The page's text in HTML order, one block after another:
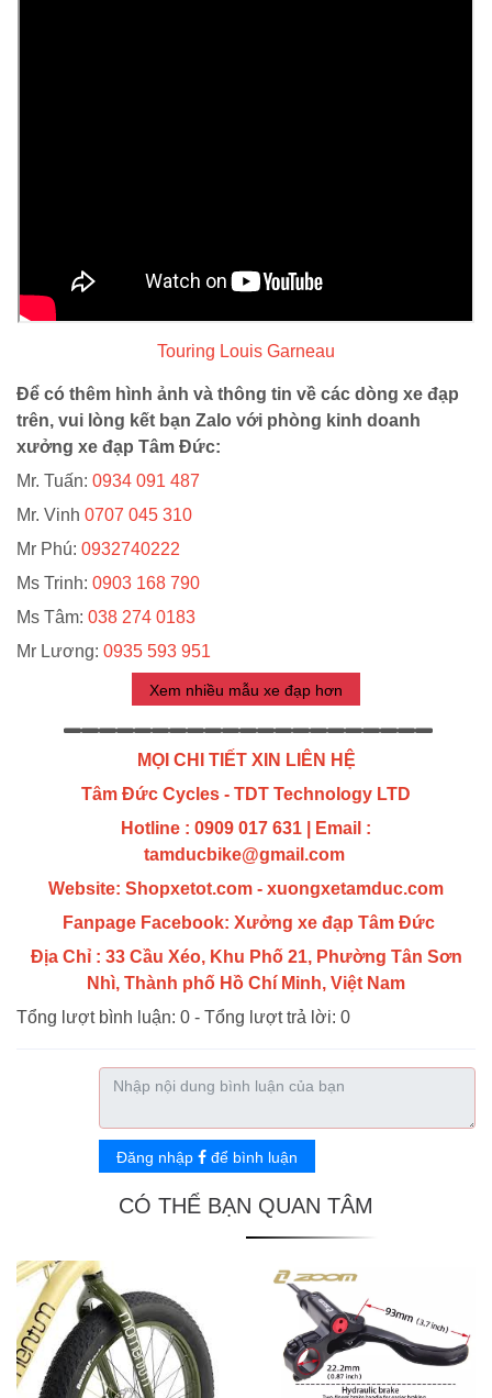
Touring Louis Garneau
Để có thêm hình ảnh và thông tin về các dòng xe đạp
trên, vui lòng kết bạn Zalo với phòng kinh doanh
xưởng xe đạp Tâm Đức:
Mr. Tuấn: 0934 091 487
Mr. Vinh 0707 045 310
Mr Phú: 0932740222
Ms Trinh: 0903 168 790
Ms Tâm: 038 274 0183
Mr Lương: 0935 593 951
Xem nhiều mẫu xe đạp hơn
MỌI CHI TIẾT XIN LIÊN HỆ
Tâm Đức Cycles - TDT Technology LTD
Hotline : 0909 017 631 |
Email :
tamducbike@gmail.com
Website: Shopxetot.com - xuongxetamduc.com
Fanpage Facebook: Xưởng xe đạp Tâm Đức
Địa Chỉ : 33 Cầu Xéo, Khu Phố 21, Phường Tân Sơn
Nhì, Thành phố Hồ Chí Minh, Việt Nam
Tổng lượt bình luận: 0 - Tổng lượt trả lời: 0
Đăng nhập để bình luận
CÓ THỂ BẠN QUAN TÂM